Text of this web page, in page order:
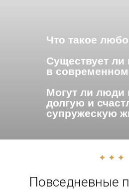
Что такое
Существует ли
в
Могут ли люди
долгую и
супружескую
Повседневные